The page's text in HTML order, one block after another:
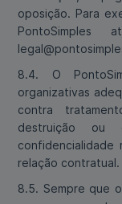
oposição. Para
8.4. O
organizativas
contra
destruição ou
confidencialidade
relação contratual.
8.5. Sempre que